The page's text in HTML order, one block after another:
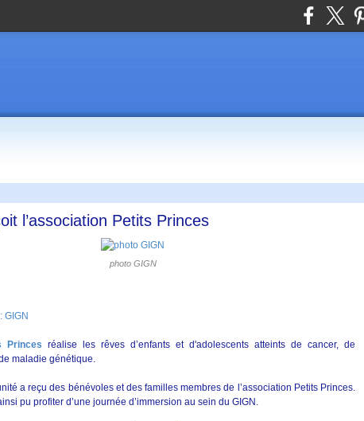
l’association Petits Princes
photo GIGN
GIGN
Princes réalise les rêves d’enfants et d'adolescents atteints de cancer, de
maladie génétique.
a reçu des bénévoles et des familles membres de l’association Petits Princes.
pu profiter d’une journée d’immersion au sein du GIGN.